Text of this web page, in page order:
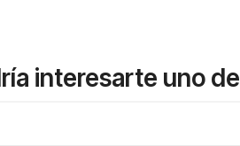
interesarte uno